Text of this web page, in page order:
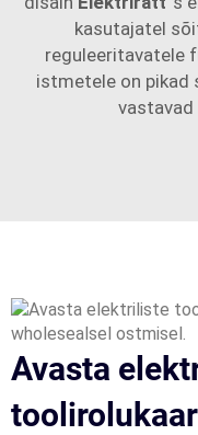
kasutajatel
reguleeritavatele
istmetele on pikad
vastavad
Avasta